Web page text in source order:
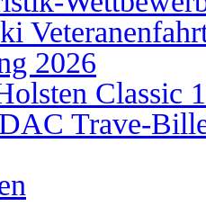
2026
Classic
Trave-